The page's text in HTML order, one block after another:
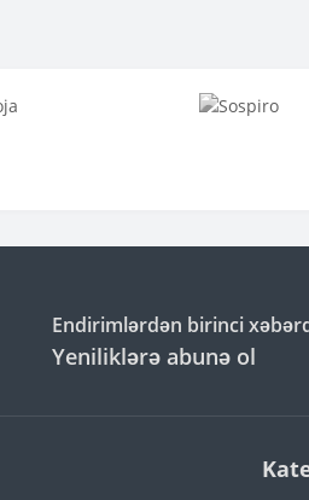
Endirimlərdən birinci
Yeniliklərə abunə ol